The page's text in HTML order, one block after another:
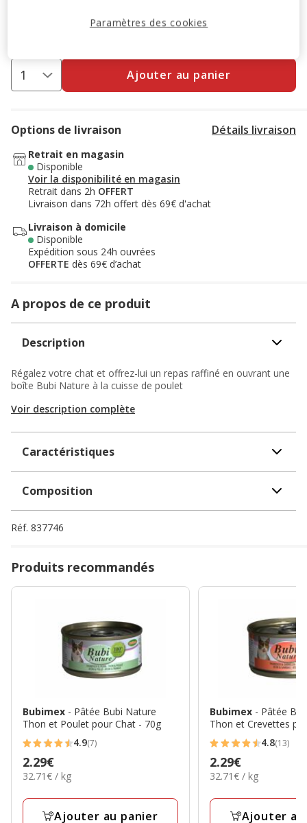
WELCOME10 Copier
Ajouter au panier
Options de livraison Détails livraison
Retrait en magasin
Disponible
Voir la disponibilité en magasin
Retrait dans 2h OFFERT
Livraison dans 72h offert dès 69€ d'achat
Livraison à domicile
Disponible
Expédition sous 24h ouvrées
OFFERTE dès 69€ d’achat
A propos de ce produit
Description
Régalez votre chat et offrez-lui un repas raffiné en ouvrant une
boîte Bubi Nature à la cuisse de poulet
Voir description complète
Caractéristiques
Composition
Réf. 837746
Produits recommandés
Bubimex - Pâtée Bubi Nature
Thon et Poulet pour Chat - 70g
4.9
étoiles
avec
7
4.9(7)
Prix
2.29€
2.29€
32.71€
Kg
32.71€ / kg
Ajouter au panier
Bubimex - Pâtée
Thon et Crevettes
4.8
étoiles
avec
13
4.8(13)
Prix
2.29€
2.29€
32.71€
Kg
32.71€ / kg
Ajouter
Paramètres des cookies